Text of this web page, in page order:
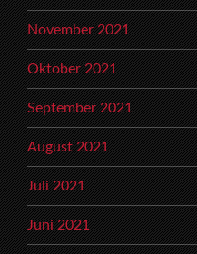
November 2021
Oktober 2021
September 2021
August 2021
Juli 2021
Juni 2021